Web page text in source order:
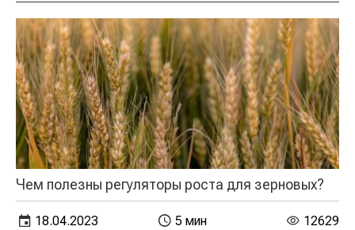
Чем полезны регуляторы роста для зерновых?
18.04.2023 5 мин 12629